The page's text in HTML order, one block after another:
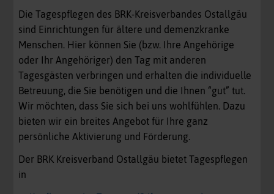
Die Tagespflegen des BRK-Kreisverbandes Ostallgäu
sind Einrichtungen für ältere und demenzkranke
Menschen. Hier können Sie (bzw. Ihre Angehörige
oder Ihr Angehöriger) den Tag mit anderen
Tagesgästen verbringen und erhalten die individuelle
Betreuung, die Sie benötigen und die Ihnen “gut” tut.
Wir möchten, dass Sie sich bei uns wohlfühlen. Dazu
bieten wir ein breites Angebot für Ihre ganz
persönliche Aktivierung und Förderung.
Der BRK Kreisverband Ostallgäu bietet Tagespflegen
in